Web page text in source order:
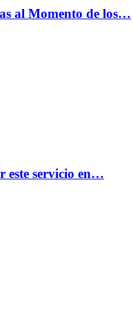
al Momento de los…
este servicio en…